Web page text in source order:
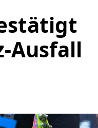
Ausfall